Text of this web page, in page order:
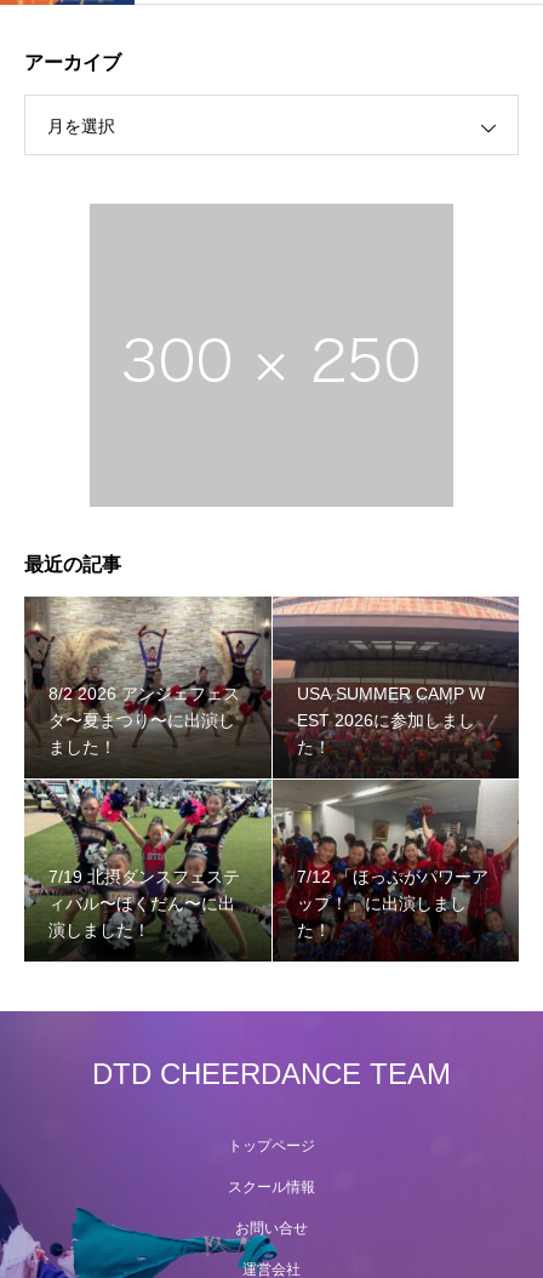
アーカイブ
月を選択
最近の記事
8/2 2026 アンジェフェス
タ〜夏まつり〜に出演し
ました！
USA SUMMER CAMP W
EST 2026に参加しまし
た！
7/19 北摂ダンスフェステ
ィバル〜ほくだん〜に出
演しました！
7/12 「ほっぷがパワーア
ップ！」に出演しまし
た！
DTD CHEERDANCE TEAM
トップページ
スクール情報
お問い合せ
運営会社